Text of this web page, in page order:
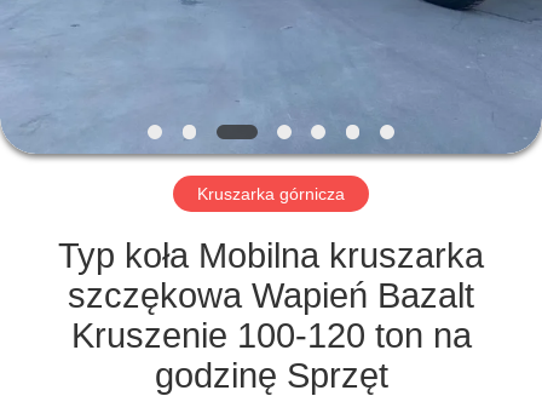
KONTROLA
SKONTAKTUJ
NAMI
POPROSIĆ
Kruszarka górnicza
Typ koła Mobilna kruszarka
szczękowa Wapień Bazalt
Kruszenie 100-120 ton na
godzinę Sprzęt